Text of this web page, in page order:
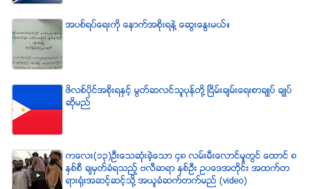
အပစ္ရပ္ေရးကို ေနာက္အစိုးရနဲ႔ ေဆြးေႏြးမယ္။
ဖိလစ္ပိုင္အစိုးရႏွင့္ မြတ္ဆလင္သူပုန္တို႔ ၿငိမ္းခ်မ္းေရးစာခ်ဳပ္ ခ်ဳပ္
ဆိုမည္
ကေလး(၁၃)ဦးေသဆံုးခဲ့ေသာ ၄၈ လမ္းမီးေလာင္မႈတြင္ ေထာင္ ၈
ႏွစ္စီ ခ်မွတ္ခံရသည့္ ဗလီဆရာ ႏွစ္ဦး ဥပေဒအတိုင္း အထက္တ
ရားရံုးအဆင့္ဆင့္သို႔ အယူခံဆက္တက္မည္ (video)